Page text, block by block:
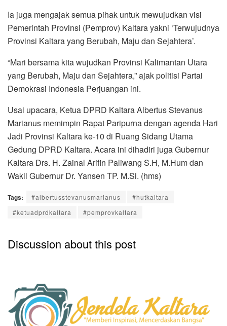
Ia juga mengajak semua pihak untuk mewujudkan visi
Pemerintah Provinsi (Pemprov) Kaltara yakni ‘Terwujudnya
Provinsi Kaltara yang Berubah, Maju dan Sejahtera’.
“Mari bersama kita wujudkan Provinsi Kalimantan Utara
yang Berubah, Maju dan Sejahtera,” ajak politisi Partai
Demokrasi Indonesia Perjuangan ini.
Usai upacara, Ketua DPRD Kaltara Albertus Stevanus
Marianus memimpin Rapat Paripurna dengan agenda Hari
Jadi Provinsi Kaltara ke-10 di Ruang Sidang Utama
Gedung DPRD Kaltara. Acara ini dihadiri juga Gubernur
Kaltara Drs. H. Zainal Arifin Paliwang S.H, M.Hum dan
Wakil Gubernur Dr. Yansen TP. M.Si. (hms)
Tags: #albertusstevanusmarianus
#hutkaltara
#ketuadprdkaltara
#pemprovkaltara
Discussion about this post